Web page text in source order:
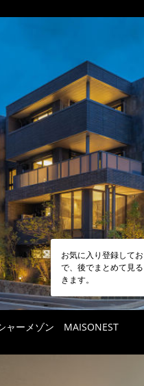
お気に入り登録して
で、後でまとめて見
きます。
ャーメゾン MAISONEST